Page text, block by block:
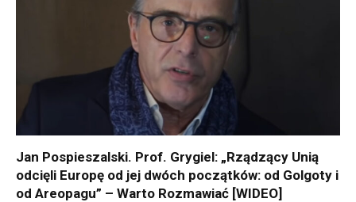
Jan Pospieszalski. Prof. Grygiel: „Rządzący Unią
odcięli Europę od jej dwóch początków: od Golgoty i
od Areopagu” – Warto Rozmawiać [WIDEO]